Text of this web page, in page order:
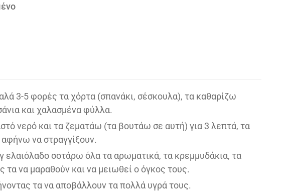
3-5 φορές τα χόρτα (σπανάκι, σέσκουλα), τα καθαρίζω
και χαλασμένα φύλλα.
νερό και τα ζεματάω (τα βουτάω σε αυτή) για 3 λεπτά, τα
να στραγγίξουν.
ελαιόλαδο σοτάρω όλα τα αρωματικά, τα κρεμμυδάκια, τα
να μαραθούν και να μειωθεί ο όγκος τους.
τα να αποβάλλουν τα πολλά υγρά τους.